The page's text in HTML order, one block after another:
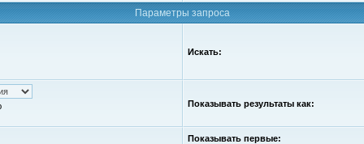
Параметры запроса
Искать:
Показывать результаты как:
Показывать первые: